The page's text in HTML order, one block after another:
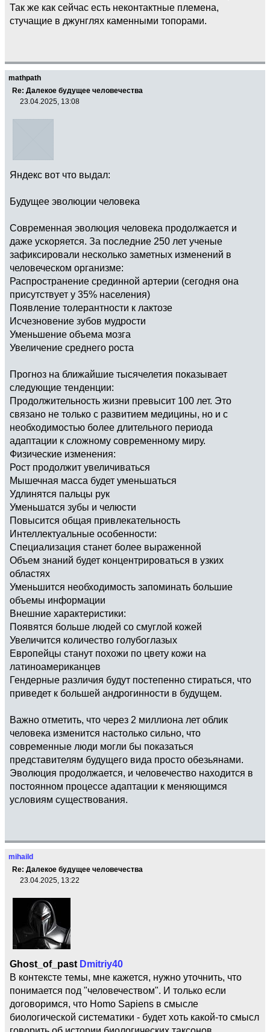
Так же как сейчас есть неконтактные племена,
стучащие в джунглях каменными топорами.
mathpath
Re: Далекое будущее человечества
23.04.2025, 13:08
Яндекс вот что выдал:
Будущее эволюции человека
Современная эволюция человека продолжается и
даже ускоряется. За последние 250 лет ученые
зафиксировали несколько заметных изменений в
человеческом организме:
Распространение срединной артерии (сегодня она
присутствует у 35% населения)
Появление толерантности к лактозе
Исчезновение зубов мудрости
Уменьшение объема мозга
Увеличение среднего роста
Прогноз на ближайшие тысячелетия показывает
следующие тенденции:
Продолжительность жизни превысит 100 лет. Это
связано не только с развитием медицины, но и с
необходимостью более длительного периода
адаптации к сложному современному миру.
Физические изменения:
Рост продолжит увеличиваться
Мышечная масса будет уменьшаться
Удлинятся пальцы рук
Уменьшатся зубы и челюсти
Повысится общая привлекательность
Интеллектуальные особенности:
Специализация станет более выраженной
Объем знаний будет концентрироваться в узких
областях
Уменьшится необходимость запоминать большие
объемы информации
Внешние характеристики:
Появятся больше людей со смуглой кожей
Увеличится количество голубоглазых
Европейцы станут похожи по цвету кожи на
латиноамериканцев
Гендерные различия будут постепенно стираться, что
приведет к большей андрогинности в будущем.
Важно отметить, что через 2 миллиона лет облик
человека изменится настолько сильно, что
современные люди могли бы показаться
представителям будущего вида просто обезьянами.
Эволюция продолжается, и человечество находится в
постоянном процессе адаптации к меняющимся
условиям существования.
mihaild
Re: Далекое будущее человечества
23.04.2025, 13:22
Ghost_of_past Dmitriy40
В контексте темы, мне кажется, нужно уточнить, что
понимается под "человечеством". И только если
договоримся, что Homo Sapiens в смысле
биологической систематики - будет хоть какой-то смысл